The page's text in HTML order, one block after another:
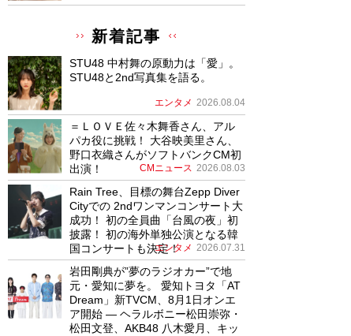
新着記事
STU48 中村舞の原動力は「愛」。
STU48と2nd写真集を語る。
エンタメ 2026.08.04
＝ＬＯＶＥ佐々木舞香さん、アル
パカ役に挑戦！ 大谷映美里さん、
野口衣織さんがソフトバンクCM初
出演！
CMニュース 2026.08.03
Rain Tree、目標の舞台Zepp Diver
Cityでの 2ndワンマンコンサート大
成功！ 初の全員曲「台風の夜」初
披露！ 初の海外単独公演となる韓
国コンサートも決定！
エンタメ 2026.07.31
岩田剛典が”夢のラジオカー”で地
元・愛知に夢を。 愛知トヨタ「AT
Dream」新TVCM、8月1日オンエ
ア開始 ― ヘラルボニー松田崇弥・
松田文登、AKB48 八木愛月、キッ